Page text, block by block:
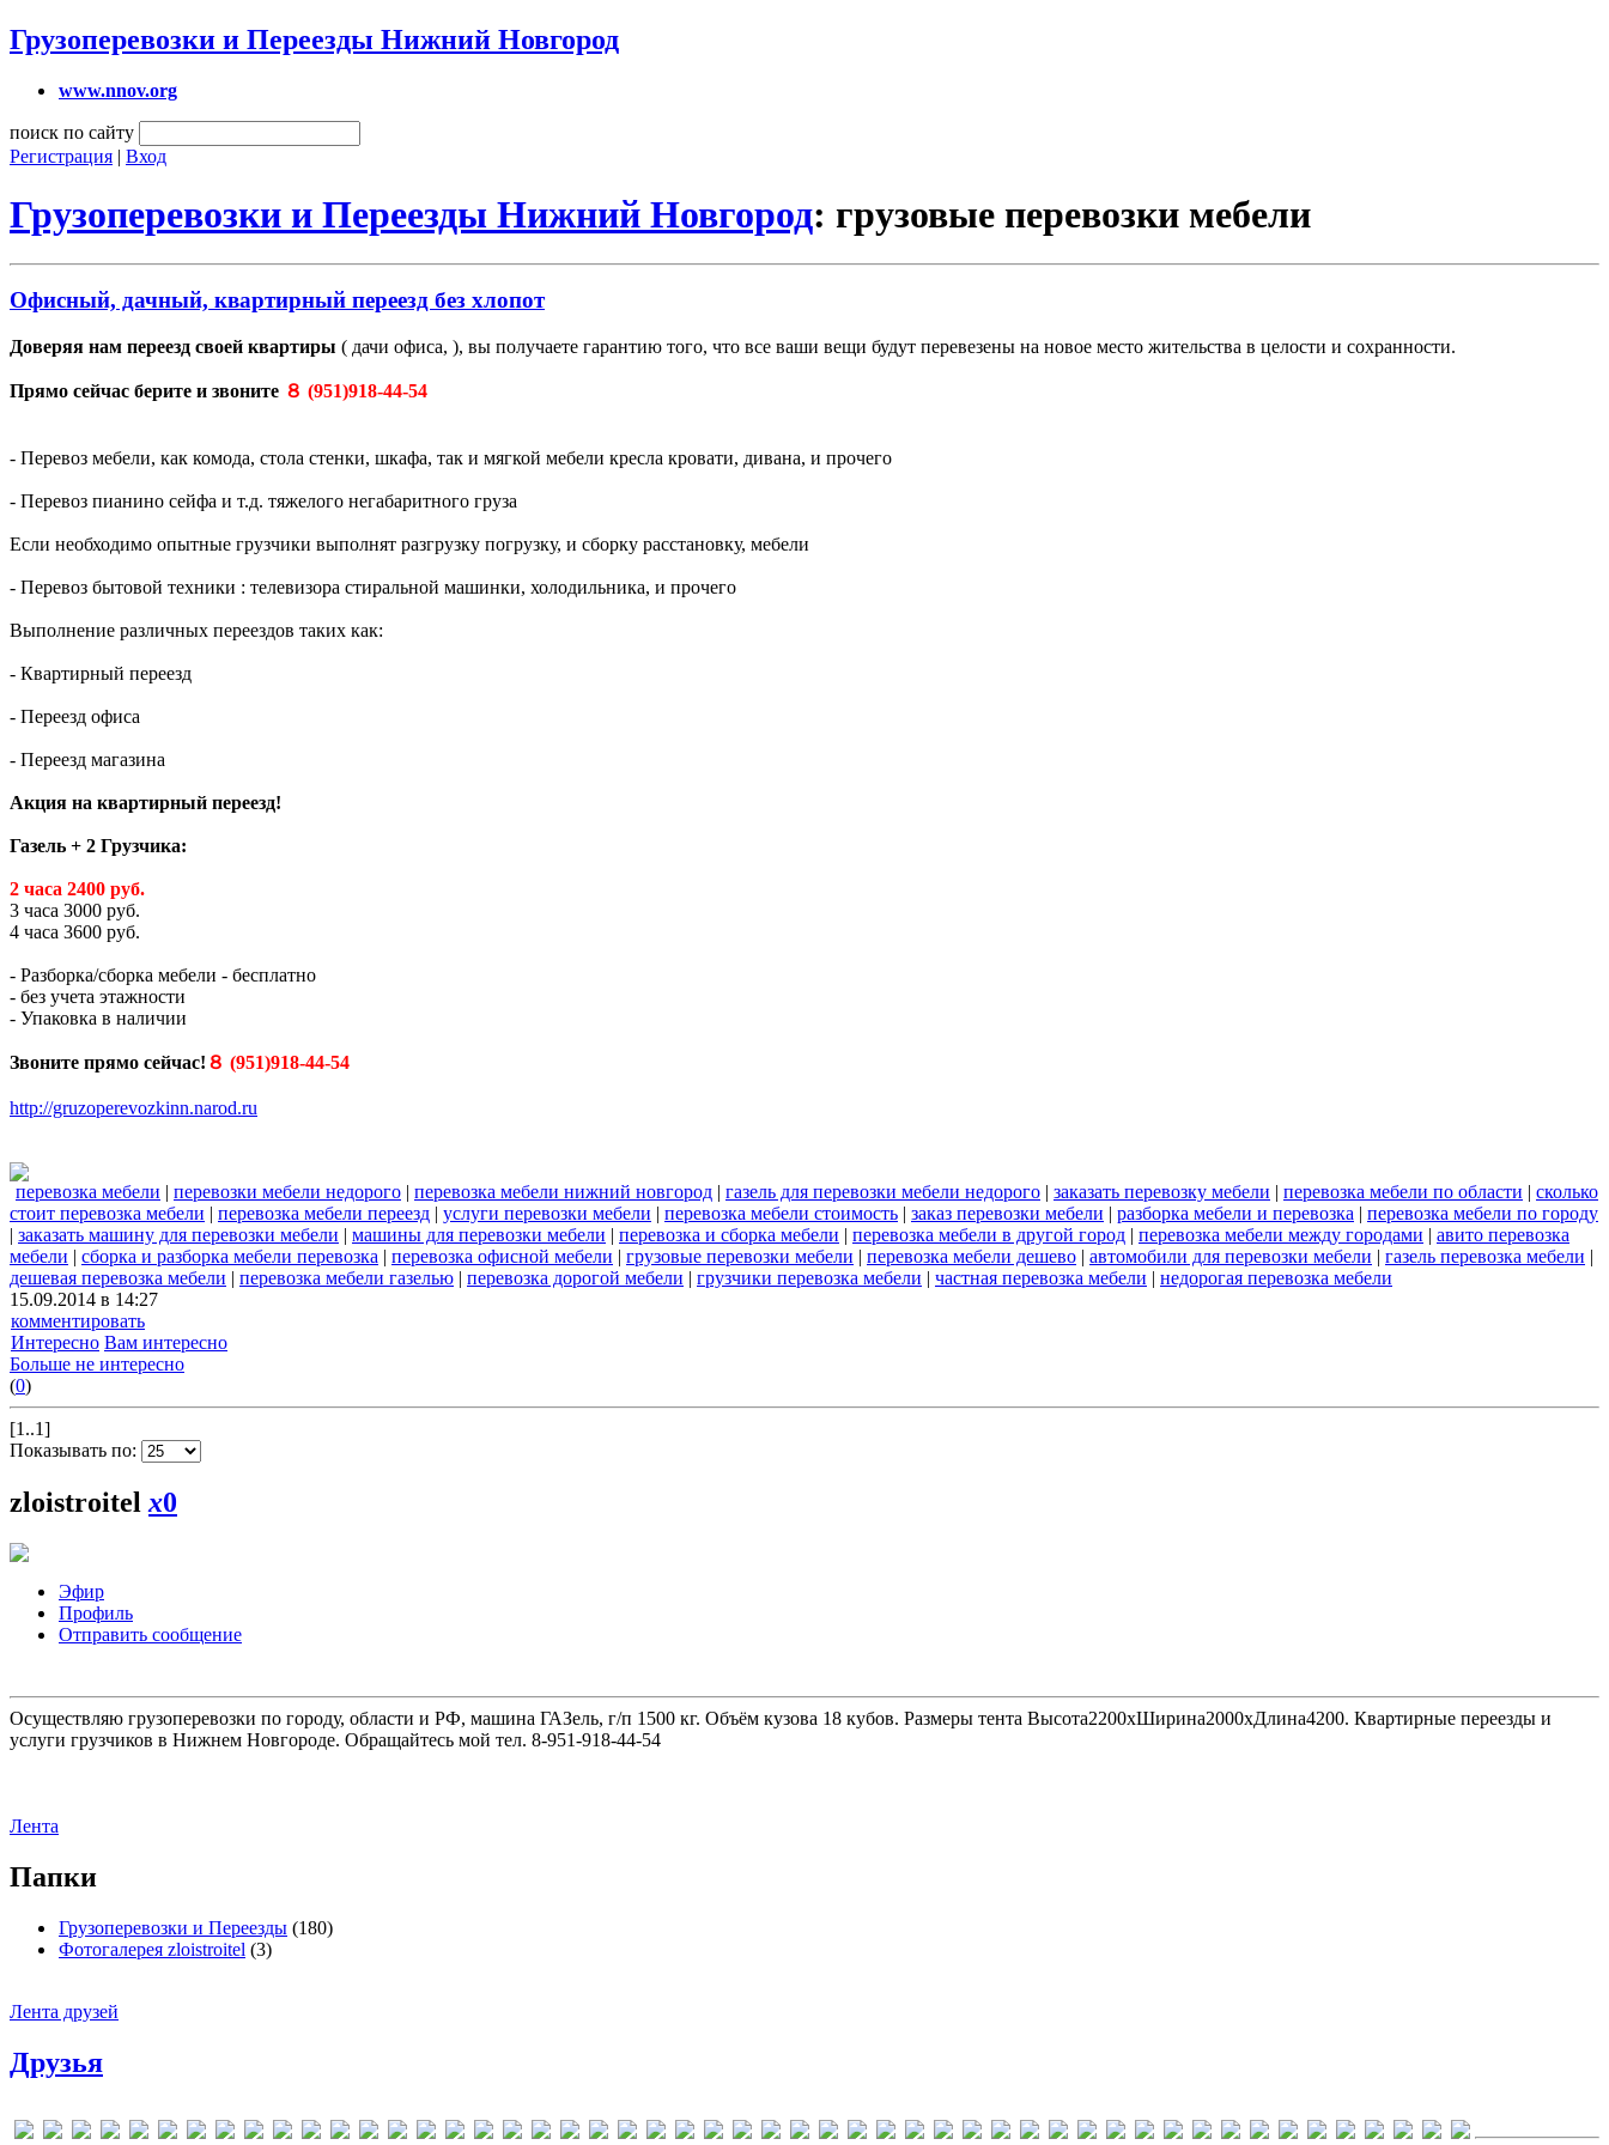
Грузоперевозки и Переезды Нижний Новгород
www.nnov.org
поиск по сайту
Регистрация | Вход
Грузоперевозки и Переезды Нижний Новгород: грузовые перевозки мебели
Офисный, дачный, квартирный переезд без хлопот
Доверяя нам переезд своей квартиры ( дачи офиса, ), вы получаете гарантию того, что все ваши вещи будут перевезены на новое место жительства в целости и сохранности.
Прямо сейчас берите и звоните ８ (951)918-44-54
- Перевоз мебели, как комода, стола стенки, шкафа, так и мягкой мебели кресла кровати, дивана, и прочего
- Перевоз пианино сейфа и т.д. тяжелого негабаритного груза
Если необходимо опытные грузчики выполнят разгрузку погрузку, и сборку расстановку, мебели
- Перевоз бытовой техники : телевизора стиральной машинки, холодильника, и прочего
Выполнение различных переездов таких как:
- Квартирный переезд
- Переезд офиса
- Переезд магазина
Акция на квартирный переезд!
Газель + 2 Грузчика:
2 часа 2400 руб.
3 часа 3000 руб.
4 часа 3600 руб.
- Разборка/сборка мебели - бесплатно
- без учета этажности
- Упаковка в наличии
Звоните прямо сейчас! ８ (951)918-44-54
http://gruzoperevozkinn.narod.ru
перевозка мебели | перевозки мебели недорого | перевозка мебели нижний новгород | газель для перевозки мебели недорого | заказать перевозку мебели | перевозка мебели по области | сколько
стоит перевозка мебели | перевозка мебели переезд | услуги перевозки мебели | перевозка мебели стоимость | заказ перевозки мебели | разборка мебели и перевозка | перевозка мебели по городу
| заказать машину для перевозки мебели | машины для перевозки мебели | перевозка и сборка мебели | перевозка мебели в другой город | перевозка мебели между городами | авито перевозка
мебели | сборка и разборка мебели перевозка | перевозка офисной мебели | грузовые перевозки мебели | перевозка мебели дешево | автомобили для перевозки мебели | газель перевозка мебели |
дешевая перевозка мебели | перевозка мебели газелью | перевозка дорогой мебели | грузчики перевозка мебели | частная перевозка мебели | недорогая перевозка мебели
15.09.2014 в 14:27
комментировать
Интересно Вам интересно
Больше не интересно
(0)
[1..1]
Показывать по:
zloistroitel x0
Эфир
Профиль
Отправить сообщение
Осуществляю грузоперевозки по городу, области и РФ, машина ГАЗель, г/п 1500 кг. Объём кузова 18 кубов. Размеры тента Высота2200хШирина2000хДлина4200. Квартирные переезды и
услуги грузчиков в Нижнем Новгороде. Обращайтесь мой тел. 8-951-918-44-54
Лента
Папки
Грузоперевозки и Переезды (180)
Фотогалерея zloistroitel (3)
Лента друзей
Друзья